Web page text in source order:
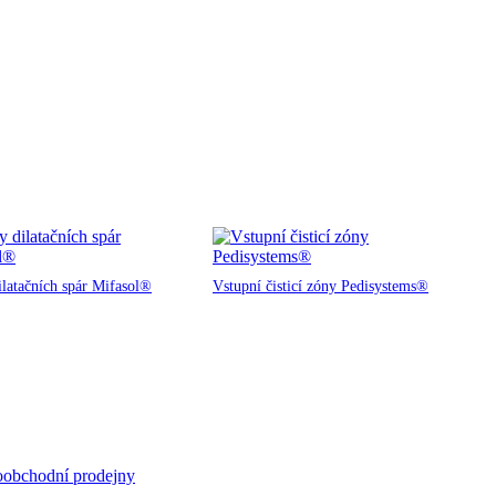
spár Mifasol® Vstupní čisticí zóny Pedisystems®